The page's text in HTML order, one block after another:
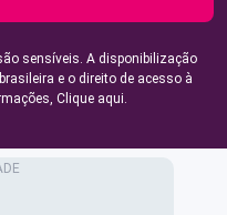
sensíveis. A disponibilização
e o direito de acesso à
Clique aqui.